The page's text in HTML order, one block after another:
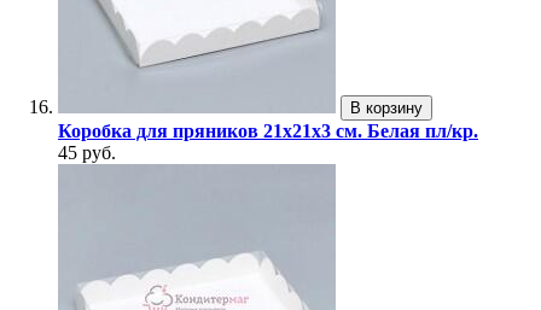
В корзину
Коробка для пряников 21х21х3 см. Белая пл/кр.
45 руб.